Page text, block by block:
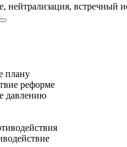
нейтрализация, встречный
плану
реформе
давлению